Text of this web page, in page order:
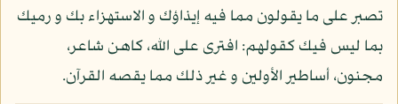
تصبر على ما يقولون مما فيه إيذاؤك و الاستهزاء بك و رميك
بما ليس فيك كقولهم: افترى على الله، كاهن شاعر،
مجنون، أساطير الأولين و غير ذلك مما يقصه القرآن.